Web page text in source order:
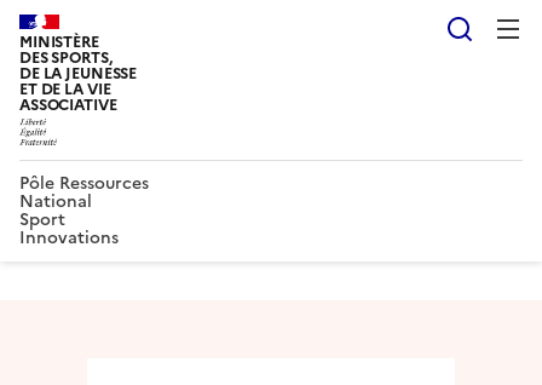
MINISTÈRE
DES SPORTS,
DE LA JEUNESSE
ET DE LA VIE
ASSOCIATIVE
Pôle Ressources
National
Sport
Innovations